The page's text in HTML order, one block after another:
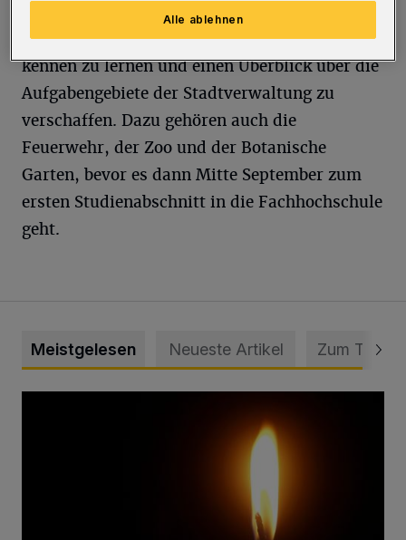
In den ersten Tagen, der so genannten
"Begrüßungswoche" geht es darum, sich
kennen zu lernen und einen Überblick über die
Aufgabengebiete der Stadtverwaltung zu
verschaffen. Dazu gehören auch die
Feuerwehr, der Zoo und der Botanische
Garten, bevor es dann Mitte September zum
ersten Studienabschnitt in die Fachhochschule
geht.
Meistgelesen Neueste Artikel Zum Thema
Alle ablehnen